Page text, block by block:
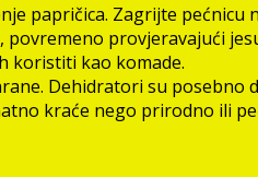
papričica. Zagrijte pećnicu
provjeravajući
koristiti kao komade.
Dehidratori su posebno
kraće nego prirodno ili